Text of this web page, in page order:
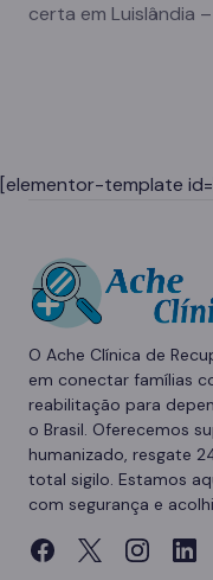
certa em Luislândia
[elementor-template
O Ache Clínica de
em conectar famílias
reabilitação para
o Brasil. Oferecemos
humanizado, resgate
total sigilo. Estamos
com segurança e